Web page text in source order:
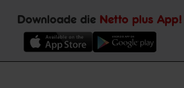
Downloade die Netto plus App!